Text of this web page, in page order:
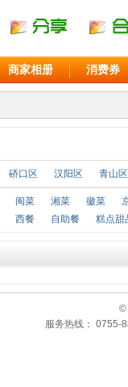
商家相册 消费券
硚口区 汉阳区 青山区
闽菜 湘菜 徽菜
西餐 自助餐 糕点甜
©
服务热线： 0755-